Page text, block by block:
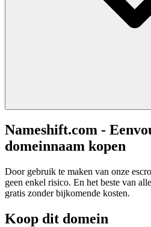
Nameshift.com -
domeinnaam kopen
Door gebruik te maken van onze
geen enkel risico. En het beste van
gratis zonder bijkomende kosten.
Koop dit domein